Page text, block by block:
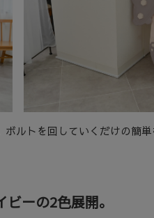
ルトを回していくだけの簡
ビーの2色展開。